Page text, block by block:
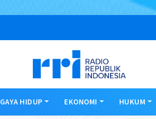
GAYA HIDUP EKONOMI HUKUM